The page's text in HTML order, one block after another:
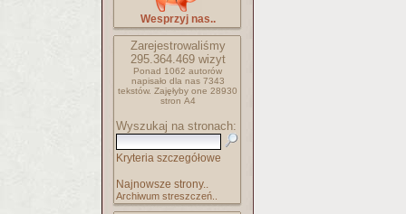
Wesprzyj nas..
Zarejestrowaliśmy
295.364.469wizyt
Ponad 1062 autorów
napisało dla nas 7343
tekstów. Zajęłyby one 28930
stron A4
Wyszukaj na stronach:
Kryteria szczegółowe
Najnowsze strony..
Archiwum streszczeń..